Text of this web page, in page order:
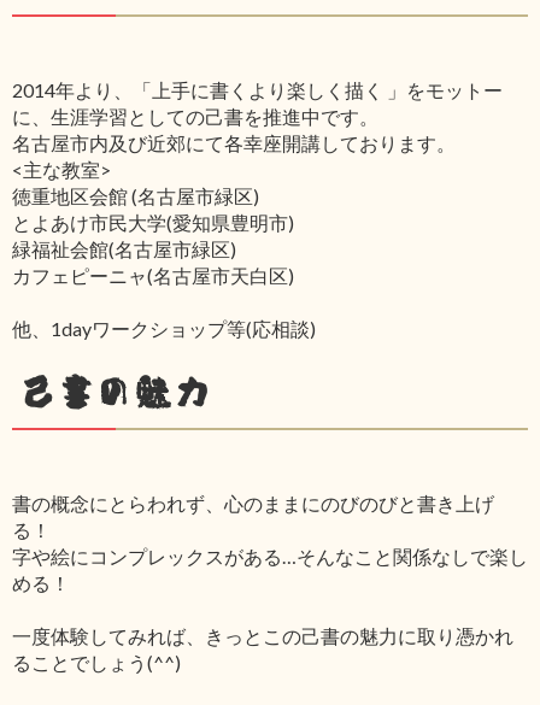
2014年より、「上手に書くより楽しく描く 」をモットー
に、生涯学習としての己書を推進中です。
名古屋市内及び近郊にて各幸座開講しております。
<主な教室>
徳重地区会館 (名古屋市緑区)
とよあけ市民大学(愛知県豊明市)
緑福祉会館(名古屋市緑区)
カフェピーニャ(名古屋市天白区)
他、1dayワークショップ等(応相談)
己書の魅力
書の概念にとらわれず、心のままにのびのびと書き上げ
る！
字や絵にコンプレックスがある…そんなこと関係なしで楽し
める！
一度体験してみれば、きっとこの己書の魅力に取り憑かれ
ることでしょう(^^)